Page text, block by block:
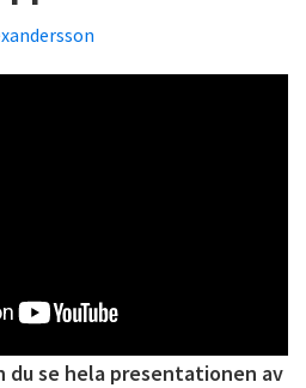
du se hela presentationen av